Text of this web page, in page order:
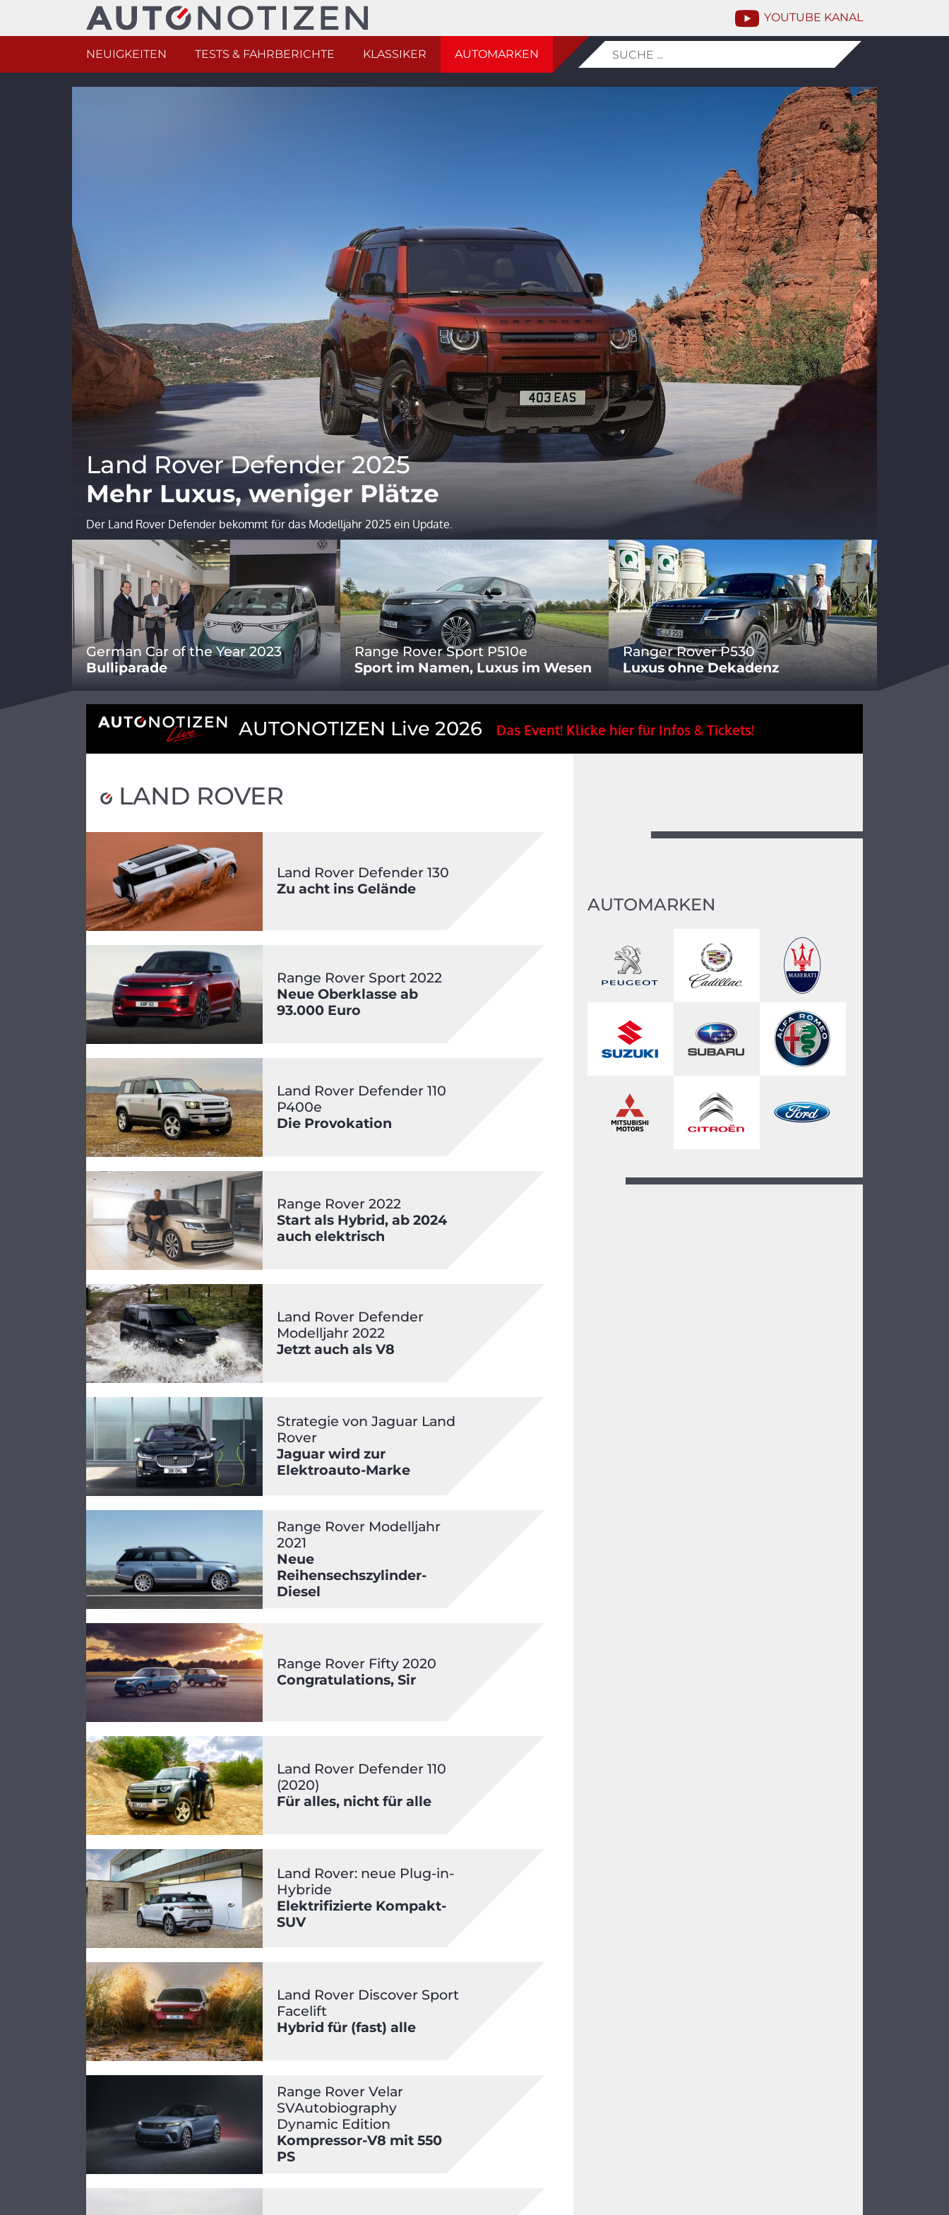
YOUTUBE KANAL
NEUIGKEITEN TESTS & FAHRBERICHTE KLASSIKER AUTOMARKEN
Land Rover Defender 2025
Mehr Luxus, weniger Plätze
Der Land Rover Defender bekommt für das Modelljahr 2025 ein Update.
German Car of the Year 2023
Bulliparade
Range Rover Sport P510e
Sport im Namen, Luxus im Wesen
Ranger Rover P530
Luxus ohne Dekadenz
AUTONOTIZEN Live 2026 Das Event! Klicke hier für Infos & Tickets!
LAND ROVER
Land Rover Defender 130
Zu acht ins Gelände
Range Rover Sport 2022
Neue Oberklasse ab
93.000 Euro
Land Rover Defender 110
P400e
Die Provokation
Range Rover 2022
Start als Hybrid, ab 2024
auch elektrisch
Land Rover Defender
Modelljahr 2022
Jetzt auch als V8
Strategie von Jaguar Land
Rover
Jaguar wird zur
Elektroauto-Marke
Range Rover Modelljahr
2021
Neue
Reihensechszylinder-
Diesel
Range Rover Fifty 2020
Congratulations, Sir
Land Rover Defender 110
(2020)
Für alles, nicht für alle
Land Rover: neue Plug-in-
Hybride
Elektrifizierte Kompakt-
SUV
Land Rover Discover Sport
Facelift
Hybrid für (fast) alle
Range Rover Velar
SVAutobiography
Dynamic Edition
Kompressor-V8 mit 550
PS
AUTOMARKEN